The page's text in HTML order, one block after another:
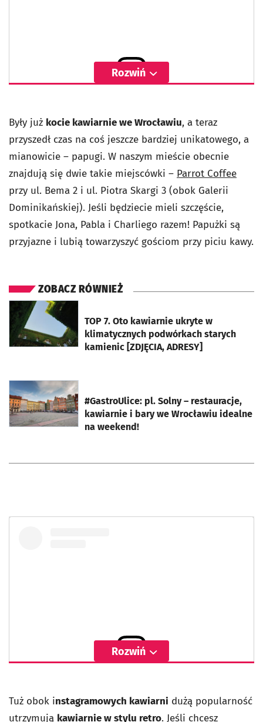
Rozwiń
Były już kocie kawiarnie we Wrocławiu, a teraz
przyszedł czas na coś jeszcze bardziej unikatowego, a
mianowicie – papugi. W naszym mieście obecnie
znajdują się dwie takie miejscówki – Parrot Coffee
przy ul. Bema 2 i ul. Piotra Skargi 3 (obok Galerii
Dominikańskiej). Jeśli będziecie mieli szczęście,
spotkacie Jona, Pabla i Charliego razem! Papużki są
przyjazne i lubią towarzyszyć gościom przy piciu kawy.
ZOBACZ RÓWNIEŻ
TOP 7. Oto kawiarnie ukryte w
klimatycznych podwórkach starych
kamienic [ZDJĘCIA, ADRESY]
otworzy się w nowej karcie
#GastroUlice: pl. Solny – restauracje,
kawiarnie i bary we Wrocławiu idealne
na weekend!
otworzy się w nowej karcie
Rozwiń
Tuż obok instagramowych kawiarni dużą popularność
utrzymują kawiarnie w stylu retro. Jeśli chcesz